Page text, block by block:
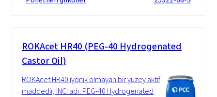
ROKAcet HR40 (PEG-40 Hydrogenated
Castor Oil)
ROKAcet HR40 iyonik olmayan bir yüzey aktif
maddedir, INCI adı: PEG-40 Hydrogenated